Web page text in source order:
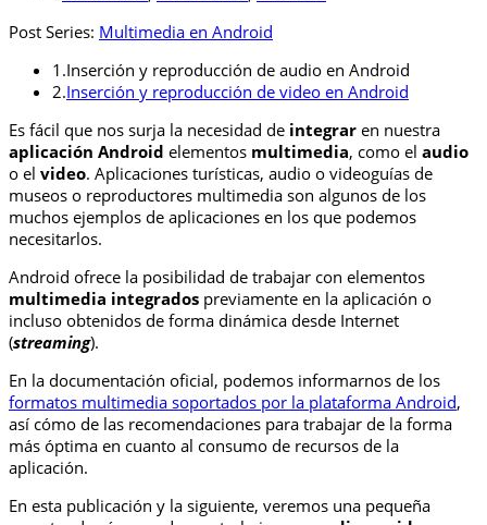
Post Series: Multimedia en Android
1.Inserción y reproducción de audio en Android
2.Inserción y reproducción de video en Android
Es fácil que nos surja la necesidad de integrar en nuestra
aplicación Android elementos multimedia, como el audio
o el video. Aplicaciones turísticas, audio o videoguías de
museos o reproductores multimedia son algunos de los
muchos ejemplos de aplicaciones en los que podemos
necesitarlos.
Android ofrece la posibilidad de trabajar con elementos
multimedia integrados previamente en la aplicación o
incluso obtenidos de forma dinámica desde Internet
(streaming).
En la documentación oficial, podemos informarnos de los
formatos multimedia soportados por la plataforma Android,
así cómo de las recomendaciones para trabajar de la forma
más óptima en cuanto al consumo de recursos de la
aplicación.
En esta publicación y la siguiente, veremos una pequeña